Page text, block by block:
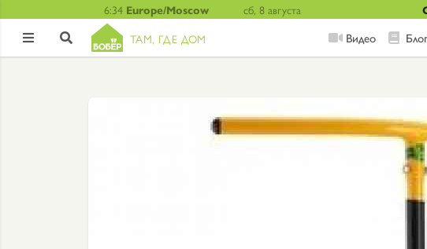
6:34 Europe/Moscow сб, 8 августа
  ТАМ, ГДЕ ДОМ Видео